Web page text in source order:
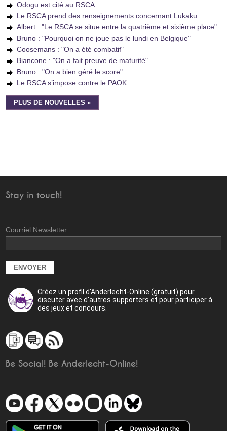
Odogu est cité au RSCA
Le RSCA prend des renseignements concernant Lukaku
Albert : "Le RSCA se situe entre la quatrième et sixième place"
Bruno : "Pourquoi on ne joue pas le lundi en Belgique"
Coosemans : "On a été combatif"
Biancone : "On a fait preuve de maturité"
Bruno : "On a bien géré le score"
Le RSCA s’impose contre le PAOK
PLUS DE NOUVELLES »
Stay in touch!
Courriel Newsletter:
Créez un profil d'Anderlecht-Online (gratuit) pour
discuter avec d'autres supporters et pour participer à
des jeux et concours.
Be Social! Be Anderlecht-Online!